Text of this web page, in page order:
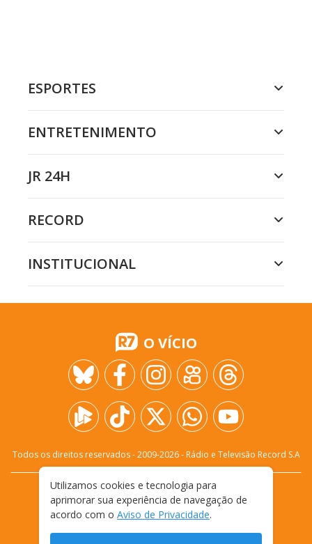
ESPORTES
ENTRETENIMENTO
JR 24H
RECORD
INSTITUCIONAL
O VÍCIO
Todos os direitos reservados - 2009-2026- Rádio e Televisão Record S.A
FALE CONOSCO
PRIVACIDADE
TERMOS E CONDIÇÕES DE USO
Utilizamos cookies e tecnologia para
aprimorar sua experiência de navegação de
acordo com o Aviso de Privacidade.